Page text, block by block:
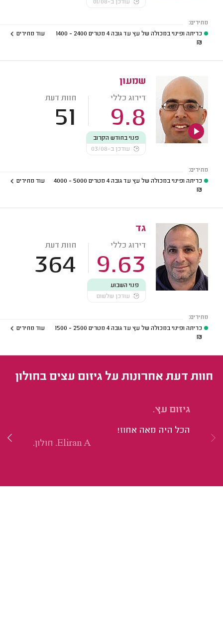
עודכן ב-01/08
מחירים:
כריתה ופינוי במכולה של עץ עד גובה 4 מטרים
2400 - 1400
₪
עוד מחירים
שמעון
דירוג כללי
9.8
חוות דעת
51
פנוי בחודש הקרוב
עודכן ב-03/08
מחירים:
כריתה ופינוי במכולה של עץ עד גובה 4 מטרים
5000 - 4000
₪
עוד מחירים
גד
דירוג כללי
9.63
חוות דעת
364
פנוי השבוע
עודכן שלשום
מחירים:
כריתה ופינוי במכולה של עץ עד גובה 4 מטרים
2500 - 1500
₪
עוד מחירים
חוות דעת אחרונות על גיזום עצים בחולון
גיזום עץ.
הכל היה מאה אחוז!
Eliran A. חולון.